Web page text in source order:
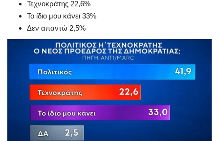
Τεχνοκράτης 22,6%
Το ίδιο μου κάνει 33%
Δεν απαντώ 2,5%